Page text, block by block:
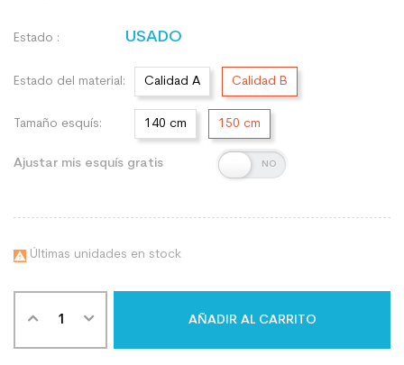
Estado : USADO
Estado del material: Calidad A Calidad B
Tamaño esquís: 140 cm 150 cm
Ajustar mis esquís gratis
 Últimas unidades en stock
AÑADIR AL CARRITO